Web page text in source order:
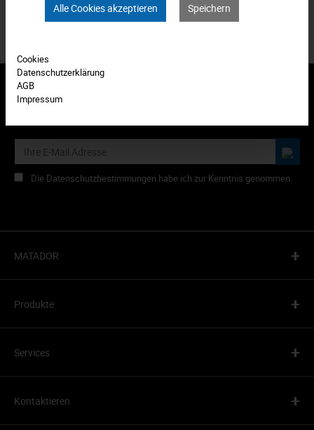
Abonnieren Sie den kostenlosen Newsletter und verpassen Sie
Die Datenschutzbestimmungen habe ich zur Kenntnis genommen.
MATADOR +
Produkte +
Services +
Kontaktieren +
Alle Cookies akzeptieren Speichern
Cookies
Datenschutzerklärung
AGB
Impressum